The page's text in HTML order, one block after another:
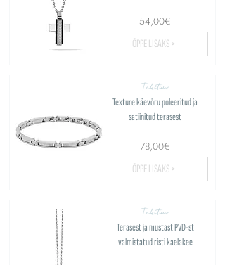
54,00€
ÕPPE LISAKS >
Tekstuur
Texture käevõru poleeritud ja
satiinitud terasest
78,00€
ÕPPE LISAKS >
Tekstuur
Terasest ja mustast PVD-st
valmistatud risti kaelakee